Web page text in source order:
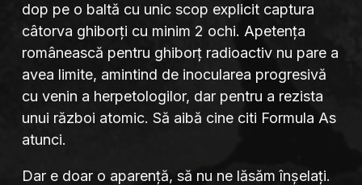
dop pe o baltă cu unic scop explicit captura
câtorva ghiborți cu minim 2 ochi. Apetența
românească pentru ghiborț radioactiv nu pare a
avea limite, amintind de inocularea progresivă
cu venin a herpetologilor, dar pentru a rezista
unui război atomic. Să aibă cine citi Formula As
atunci.
Dar e doar o aparență, să nu ne lăsăm înșelați.